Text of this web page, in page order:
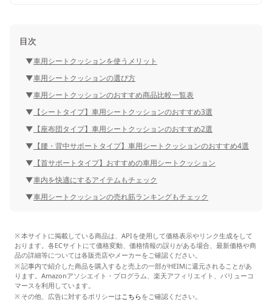
目次
車用シートクッションを使うメリット
車用シートクッションの選び方
車用シートクッションのおすすめ商品比較一覧表
【シートタイプ】車用シートクッションのおすすめ3選
【座布団タイプ】車用シートクッションのおすすめ2選
【腰・背中サポートタイプ】車用シートクッションのおすすめ4選
【首サポートタイプ】おすすめの車用シートクッション
車内を快適にするアイテムもチェック
車用シートクッションの売れ筋ランキングもチェック
本サイトに掲載している商品は、APIを使用して価格表示やリンク生成をして
おります。各ECサイトにて価格変動、価格情報の誤りがある場合、最新価格や商
品の詳細等については各販売店やメーカーをご確認ください。
記事内で紹介した商品を購入すると売上の一部がHEIMに還元されることがあ
ります。Amazonアソシエイト・プログラム、楽天アフィリエイト、バリューコ
マースを利用しています。
その他、広告に対するポリシーはこちらをご確認ください。